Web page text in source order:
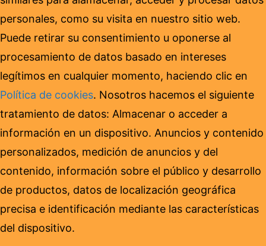
personales, como su visita en nuestro sitio web.
Puede retirar su consentimiento u oponerse al
procesamiento de datos basado en intereses
legítimos en cualquier momento, haciendo clic en
Política de cookies. Nosotros hacemos el siguiente
tratamiento de datos: Almacenar o acceder a
información en un dispositivo. Anuncios y contenido
personalizados, medición de anuncios y del
contenido, información sobre el público y desarrollo
de productos, datos de localización geográfica
precisa e identificación mediante las características
del dispositivo.